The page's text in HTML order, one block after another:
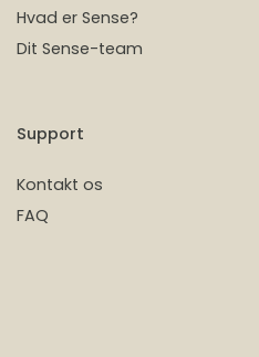
Hvad er Sense?
Dit Sense-team
Support
Kontakt os
FAQ